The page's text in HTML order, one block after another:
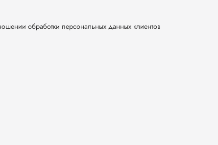
обработки персональных данных клиентов